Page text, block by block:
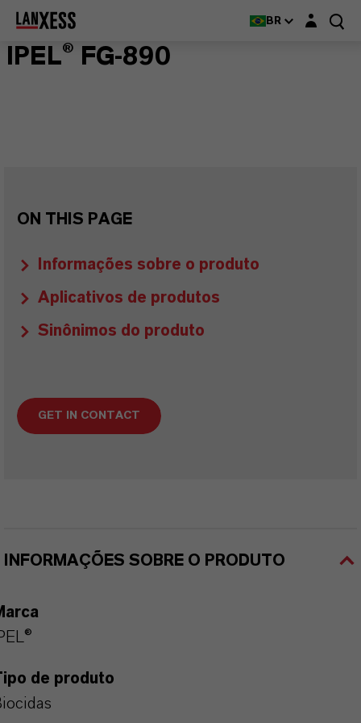
BR Login layer
IPEL® FG-890
ON THIS PAGE
Informações sobre o produto
Aplicativos de produtos
Sinônimos do produto
GET IN CONTACT
INFORMAÇÕES SOBRE O PRODUTO
de produto